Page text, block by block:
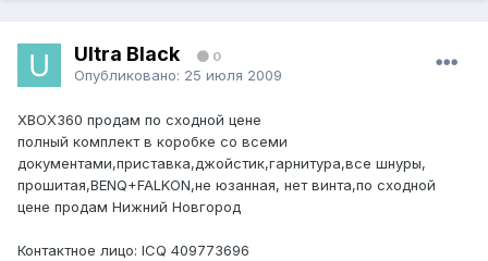
Ultra Black 0
Опубликовано: 25 июля 2009
XBOX360 продам по сходной цене
полный комплект в коробке со всеми
документами,приставка,джойстик,гарнитура,все шнуры,
прошитая,BENQ+FALKON,не юзанная, нет винта,по сходной
цене продам Нижний Новгород
Контактное лицо: ICQ 409773696